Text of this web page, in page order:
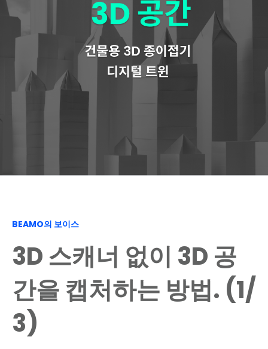
BEAMO의 보이스
3D 스캐너 없이 3D 공
간을 캡처하는 방법. (1/
3)